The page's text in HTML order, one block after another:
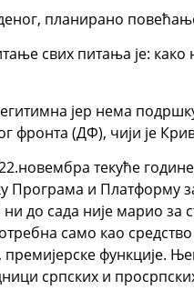
планирано
свих питања је:
јер нема
фронта (ДФ), чији је
текуће
Програма и Платформу
до сада није марио за
само као
функције.
српских и